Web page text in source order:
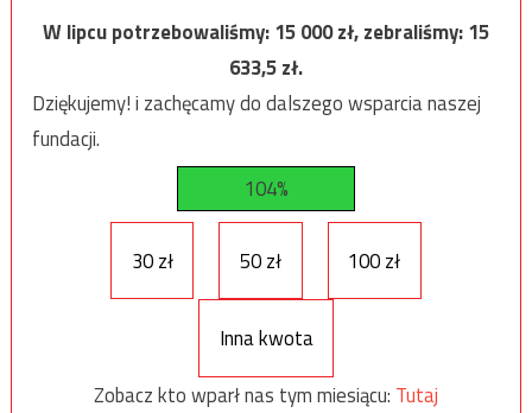
W lipcu potrzebowaliśmy:15 000zł, zebraliśmy:15
633,5zł.
Dziękujemy! i zachęcamy do dalszego wsparcia naszej
fundacji.
104%
30 zł 50 zł 100 zł
Inna kwota
Zobacz kto wparł nas tym miesiącu: Tutaj